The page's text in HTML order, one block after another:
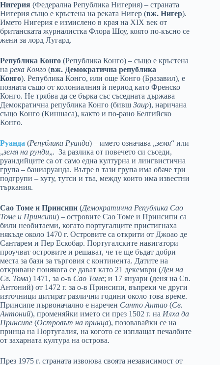
Нигерия (Федерална Република Нигерия) – страната
Нигерия също е кръстена на реката Нигер (вж. Нигер).
Името Нигерия е измислено в края на XIX век от
британската журналистка Флора Шоу, която по-късно се
жени за лорд Лугард.
Република Конго (Република Конго) – също е кръстена
на река Конго (вж. Демократична република
Конго). Република Конго, или още Конго (Бразавил), е
позната също от колониалния ѝ период като Френско
Конго. Не трябва да се бърка със съседната държава
Демократична република Конго (бивш Заир), наричана
също Конго (Киншаса), както и по-рано Белгийско
Конго.
Руанда (Република Руанда) – името означава „земя“ или
„земя на рунди„. За разлика от повечето си съседи,
руандийците са от само една културна и лингвистична
група – баниаруанда. Вътре в тази група има обаче три
подгрупи – хуту, тутси и тва, между които има известни
търкания.
Сао Томе и Принсипи (Демократична Република Сао
Томе и Принсипи) – островите Сао Томе и Принсипи са
били необитаеми, когато португалците пристигнаха
някъде около 1470 г. Островите са открити от Джоао де
Сантарем и Пер Ескобар. Португалските навигатори
проучват островите и решават, че те ще бъдат добри
места за бази за търговия с континента. Датите на
откриване понякога се дават като 21 декември (Ден на
Св. Тома) 1471, за о-в Сао Томе; и 17 януари (деня на Св.
Антоний) от 1472 г. за о-в Принсипи, въпреки че други
източници цитират различни години около това време.
Принсипе първоначално е наречен Санто Антао (Св.
Антоний), променяйки името си през 1502 г. на Илха да
Принсипе (Островът на принца), позовавайки се на
принца на Португалия, на когото се изплащат печалбите
от захарната култура на острова.
През 1975 г. страната извоюва своята независимост от